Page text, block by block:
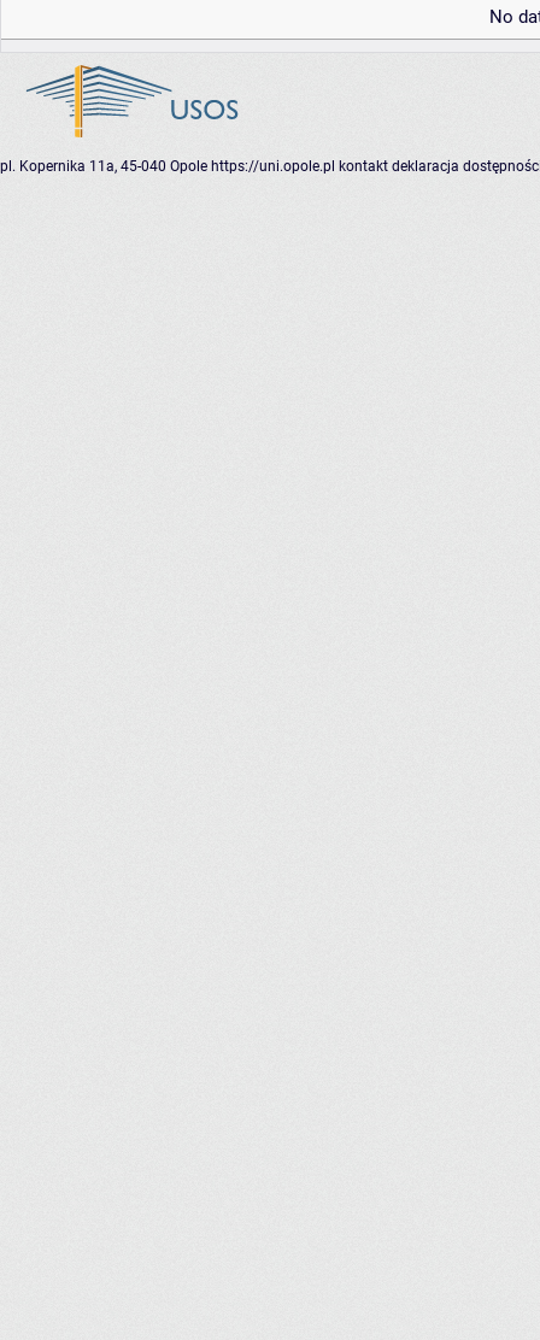
No
pl. Kopernika 11a, 45-040 Opole https://uni.opole.pl kontakt deklaracja